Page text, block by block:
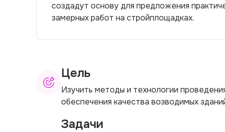
создадут основу для предложения
замерных работ на стройплощадках.
Цель
Изучить методы и технологии
обеспечения качества возводимых
Задачи